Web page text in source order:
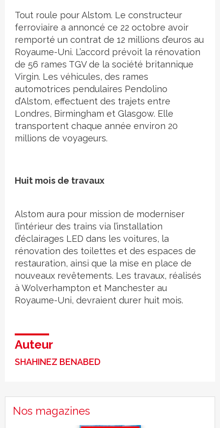
Tout roule pour Alstom. Le constructeur
ferroviaire a annoncé ce 22 octobre avoir
remporté un contrat de 12 millions d’euros au
Royaume-Uni. L’accord prévoit la rénovation
de 56 rames TGV de la société britannique
Virgin. Les véhicules, des rames
automotrices pendulaires Pendolino
d’Alstom, effectuent des trajets entre
Londres, Birmingham et Glasgow. Elle
transportent chaque année environ 20
millions de voyageurs.
Huit mois de travaux
Alstom aura pour mission de moderniser
l’intérieur des trains via l’installation
d’éclairages LED dans les voitures, la
rénovation des toilettes et des espaces de
restauration, ainsi que la mise en place de
nouveaux revêtements. Les travaux, réalisés
à Wolverhampton et Manchester au
Royaume-Uni, devraient durer huit mois.
Auteur
SHAHINEZ BENABED
Nos magazines